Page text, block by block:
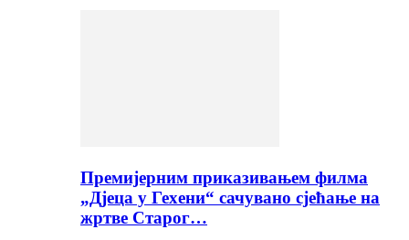
Премијерним приказивањем филма
„Дјеца у Гехени“ сачувано сјећање на
жртве Старог…